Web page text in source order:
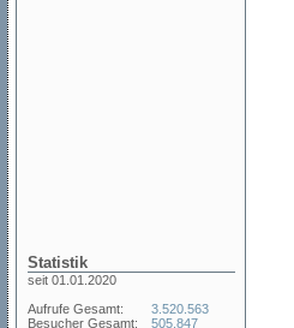
Statistik
seit 01.01.2020
Aufrufe Gesamt:
Besucher Gesamt:
3.520.563
505.847